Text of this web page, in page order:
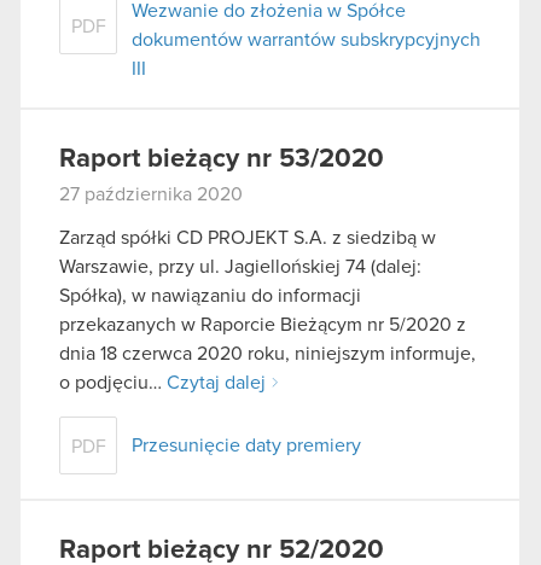
PDF
Wezwanie do złożenia w Spółce
dokumentów warrantów subskrypcyjnych
Raport bieżący nr 53/2020
27 października 2020
Zarząd spółki CD PROJEKT S.A. z siedzibą w
Warszawie, przy ul. Jagiellońskiej 74 (dalej:
Spółka), w nawiązaniu do informacji
przekazanych w Raporcie Bieżącym nr 5/2020 z
dnia 18 czerwca 2020 roku, niniejszym informuje,
o podjęciu… Czytaj dalej
PDF Przesunięcie daty premiery
Raport bieżący nr 52/2020